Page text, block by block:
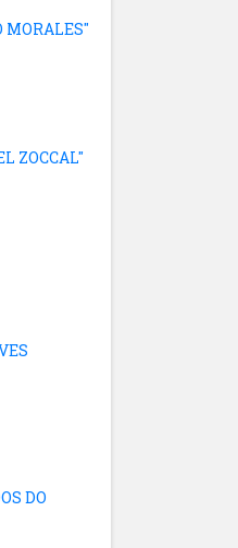
MORALES"
ZOCCAL"
DO